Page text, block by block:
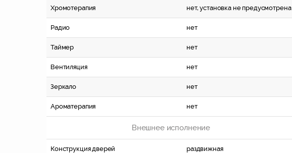
Хромотерапия нет, установка не предусмотрена
Радио нет
Таймер нет
Вентиляция нет
Зеркало нет
Ароматерапия нет
Внешнее исполнение
Конструкция дверей раздвижная